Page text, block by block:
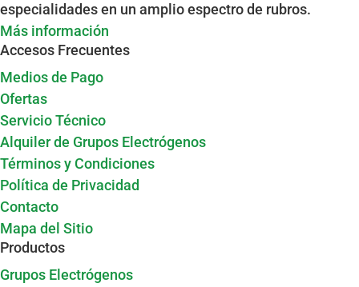
especialidades en un amplio espectro de rubros.
Más información
Accesos Frecuentes
Medios de Pago
Ofertas
Servicio Técnico
Alquiler de Grupos Electrógenos
Términos y Condiciones
Política de Privacidad
Contacto
Mapa del Sitio
Productos
Grupos Electrógenos